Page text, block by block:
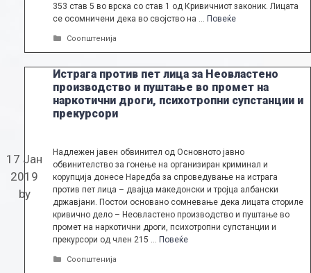
353 став 5 во врска со став 1 од Кривичниот законик. Лицата
се осомничени дека во својство на … Повеќе
Categories
Соопштенија
Истрага против пет лица за Неовластено
производство и пуштање во промет на
наркотични дроги, психотропни супстанции и
прекурсори
17 Јан
2019
by
Надлежен јавен обвинител од Основното јавно
обвинителство за гонење на организиран криминал и
корупција донесе Наредба за спроведување на истрага
против пет лица – двајца македонски и тројца албански
државјани. Постои основано сомневање дека лицата сториле
кривично дело – Неовластено производство и пуштање во
промет на наркотични дроги, психотропни супстанции и
прекурсори од член 215 … Повеќе
Categories
Соопштенија